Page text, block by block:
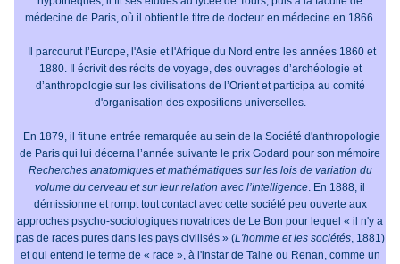
médecine de Paris, où il obtient le titre de docteur en médecine en 1866.
Il parcourut l’Europe, l'Asie et l'Afrique du Nord entre les années 1860 et
1880. Il écrivit des récits de voyage, des ouvrages d’archéologie et
d’anthropologie sur les civilisations de l’Orient et participa au comité
d'organisation des expositions universelles.
En 1879, il fit une entrée remarquée au sein de la Société d'anthropologie
de Paris qui lui décerna l’année suivante le prix Godard pour son mémoire
Recherches anatomiques et mathématiques sur les lois de variation du
volume du cerveau et sur leur relation avec l’intelligence . En 1888, il
démissionne et rompt tout contact avec cette société peu ouverte aux
approches psycho-sociologiques novatrices de Le Bon pour lequel « il n'y a
pas de races pures dans les pays civilisés » (L'homme et les sociétés, 1881)
et qui entend le terme de « race », à l'instar de Taine ou Renan, comme un